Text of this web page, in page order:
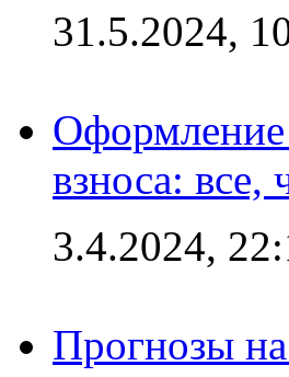
31.5.2024,
Оформление
взноса: все,
3.4.2024,
Прогнозы